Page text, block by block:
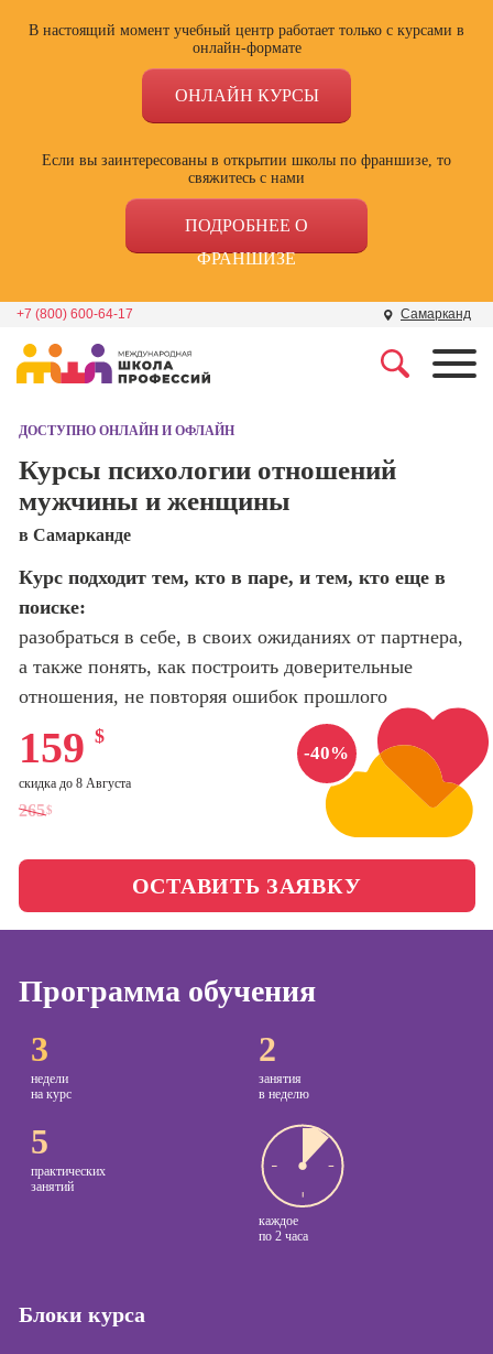
В настоящий момент учебный центр работает только с курсами в
онлайн-формате
ОНЛАЙН КУРСЫ
Если вы заинтересованы в открытии школы по франшизе, то
свяжитесь с нами
ПОДРОБНЕЕ О
ФРАНШИЗЕ
+7 (800) 600-64-17 Самарканд
Школа дизайна
Школа нейросетей и
Школа психологии
Школа актерского
мастерства
Школа бизнеса и
управления
Специалист по
поисковой
сайтов)
Интернет-
Профессия
Менеджер по
маркетингу в
социальных
сетях (SMM-
менеджер)
Специалист по
таргетингу
ДОСТУПНО ОНЛАЙН И ОФЛАЙН
Курсы психологии отношений
мужчины и женщины
в Самарканде
Курс подходит тем, кто в паре, и тем, кто еще в
поиске:
разобраться в себе, в своих ожиданиях от партнера,
а также понять, как построить доверительные
отношения, не повторяя ошибок прошлого
-40%
265$
159 $
скидка до 8 Августа
ОСТАВИТЬ ЗАЯВКУ
Программа обучения
3
недели
на курс
2
занятия
в неделю
5
практических
занятий
каждое
по 2 часа
Блоки курса